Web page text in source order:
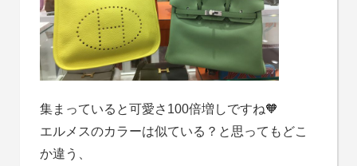
集まっていると可愛さ100倍増しですね🧡
エルメスのカラーは似ている？と思ってもどこ
か違う、